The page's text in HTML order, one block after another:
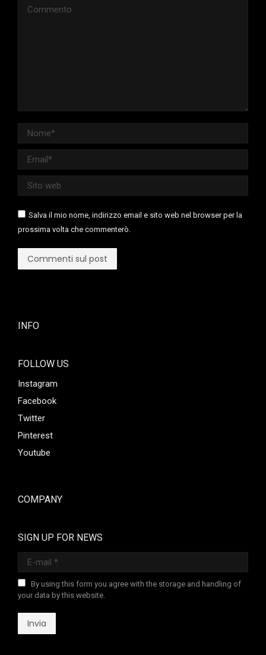
Commento
Nome *
Email *
Sito web
Salva il mio nome, indirizzo email e sito web nel browser per la
prossima volta che commenterò.
Commenti sul post
INFO
FOLLOW US
Instagram
Facebook
Twitter
Pinterest
Youtube
COMPANY
SIGN UP FOR NEWS
E-mail *
By using this form you agree with the storage and handling of
your data by this website.
Invia